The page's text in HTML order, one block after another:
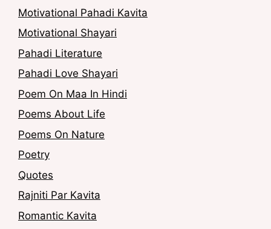
Motivational Pahadi Kavita
Motivational Shayari
Pahadi Literature
Pahadi Love Shayari
Poem On Maa In Hindi
Poems About Life
Poems On Nature
Poetry
Quotes
Rajniti Par Kavita
Romantic Kavita